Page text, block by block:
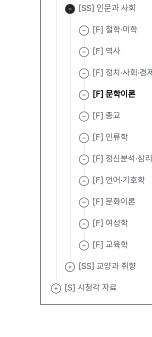
[SS] 인문과 사회
[F] 철학·미학
[F] 역사
[F] 정치·사회·경제
[F] 문학이론
[F] 종교
[F] 인류학
[F] 정신분석·심리
[F] 언어·기호학
[F] 문화이론
[F] 여성학
[F] 교육학
[SS] 교양과 취향
[S] 시청각 자료